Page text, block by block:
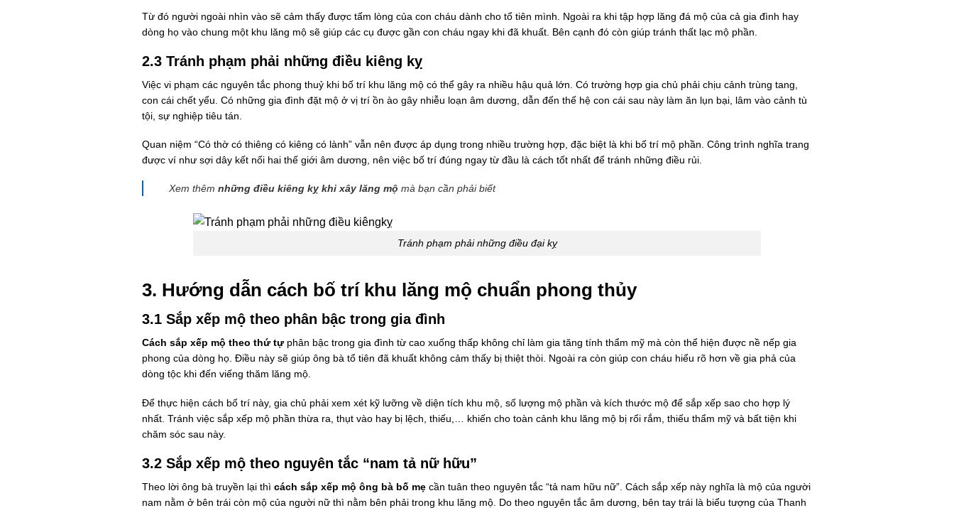
Từ đó người ngoài nhìn vào sẽ cảm thấy được tấm lòng của con cháu dành cho tổ tiên mình. Ngoài ra khi tập hợp lăng đá mộ của cả gia đình hay
dòng họ vào chung một khu lăng mộ sẽ giúp các cụ được gần con cháu ngay khi đã khuất. Bên cạnh đó còn giúp tránh thất lạc mộ phần.
2.3 Tránh phạm phải những điều kiêng kỵ
Việc vi phạm các nguyên tắc phong thuỷ khi bố trí khu lăng mộ có thể gây ra nhiều hậu quả lớn. Có trường hợp gia chủ phải chịu cảnh trùng tang,
con cái chết yểu. Có những gia đình đặt mộ ở vị trí ồn ào gây nhiễu loạn âm dương, dẫn đến thế hệ con cái sau này làm ăn lụn bại, lâm vào cảnh tù
tội, sự nghiệp tiêu tán.
Quan niệm “Có thờ có thiêng có kiêng có lành” vẫn nên được áp dụng trong nhiều trường hợp, đặc biệt là khi bố trí mộ phần. Công trình nghĩa trang
được ví như sợi dây kết nối hai thế giới âm dương, nên việc bố trí đúng ngay từ đầu là cách tốt nhất để tránh những điều rủi.
Xem thêm những điều kiêng kỵ khi xây lăng mộ mà bạn cần phải biết
Tránh phạm phải những điều đại kỵ
3. Hướng dẫn cách bố trí khu lăng mộ chuẩn phong thủy
3.1 Sắp xếp mộ theo phân bậc trong gia đình
Cách sắp xếp mộ theo thứ tự phân bậc trong gia đình từ cao xuống thấp không chỉ làm gia tăng tính thẩm mỹ mà còn thể hiện được nề nếp gia
phong của dòng họ. Điều này sẽ giúp ông bà tổ tiên đã khuất không cảm thấy bị thiệt thòi. Ngoài ra còn giúp con cháu hiểu rõ hơn về gia phả của
dòng tộc khi đến viếng thăm lăng mộ.
Để thực hiện cách bố trí này, gia chủ phải xem xét kỹ lưỡng về diện tích khu mộ, số lượng mộ phần và kích thước mộ để sắp xếp sao cho hợp lý
nhất. Tránh việc sắp xếp mộ phần thừa ra, thụt vào hay bị lệch, thiếu,… khiến cho toàn cảnh khu lăng mộ bị rối rắm, thiếu thẩm mỹ và bất tiện khi
chăm sóc sau này.
3.2 Sắp xếp mộ theo nguyên tắc “nam tả nữ hữu”
Theo lời ông bà truyền lại thì cách sắp xếp mộ ông bà bố mẹcần tuân theo nguyên tắc “tả nam hữu nữ”. Cách sắp xếp này nghĩa là mộ của người
nam nằm ở bên trái còn mộ của người nữ thì nằm bên phải trong khu lăng mộ. Do theo nguyên tắc âm dương, bên tay trái là biểu tượng của Thanh